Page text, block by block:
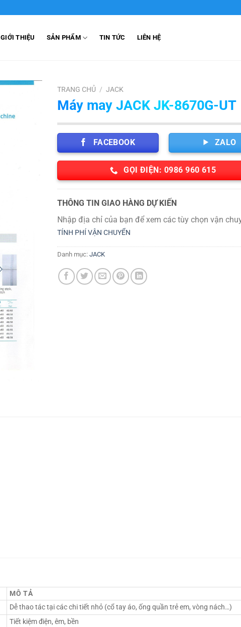
GIỚI THIỆU SẢN PHẨM TIN TỨC LIÊN HỆ
TRANG CHỦ / JACK
Máy may JACK JK-8670G-UT
FACEBOOK ZALO
GỌI ĐIỆN: 0986 960 615
THÔNG TIN GIAO HÀNG DỰ KIẾN
Nhập địa chỉ của bạn để xem các tùy chọn vận
TÍNH PHÍ VẬN CHUYỂN
Danh mục:JACK
MÔ TẢ
Dễ thao tác tại các chi tiết nhỏ (cổ tay áo, ống quần trẻ em, vòng nách…)
Tiết kiệm điện, êm, bền